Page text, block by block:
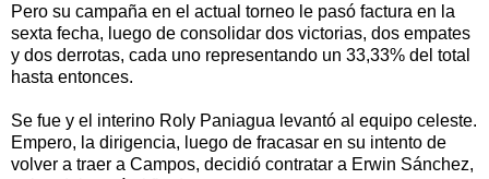
Pero su campaña en el actual torneo le pasó factura en la
sexta fecha, luego de consolidar dos victorias, dos empates
y dos derrotas, cada uno representando un 33,33% del total
hasta entonces.
Se fue y el interino Roly Paniagua levantó al equipo celeste.
Empero, la dirigencia, luego de fracasar en su intento de
volver a traer a Campos, decidió contratar a Erwin Sánchez,